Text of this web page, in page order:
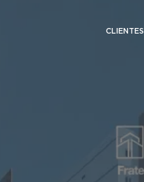
CLIENTES